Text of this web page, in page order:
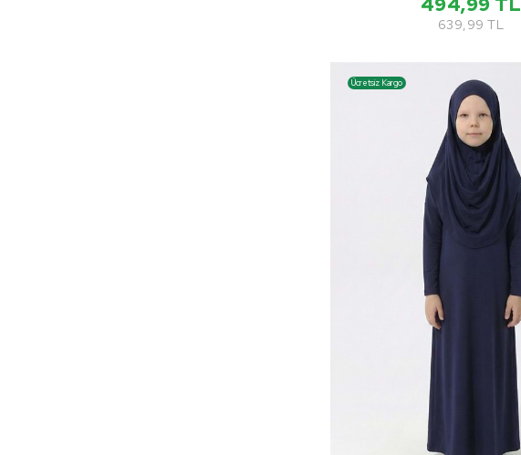
639,99 TL
Ücretsiz Kargo